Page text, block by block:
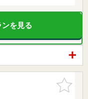
を見る
お気に入
りに追加